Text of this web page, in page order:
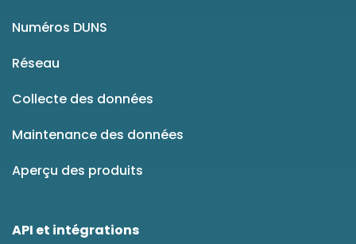
Numéros DUNS
Réseau
Collecte des données
Maintenance des données
Aperçu des produits
API et intégrations